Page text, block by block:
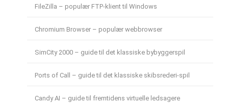
FileZilla – populær FTP-klient til Windows
Chromium Browser – populær webbrowser
SimCity 2000 – guide til det klassiske bybyggerspil
Ports of Call – guide til det klassiske skibsrederi-spil
Candy AI – guide til fremtidens virtuelle ledsagere